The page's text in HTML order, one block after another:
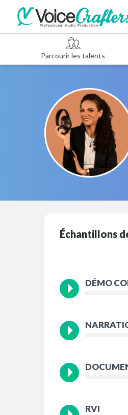
Parcourir les talents
Échantillons
DÉMO
RVI